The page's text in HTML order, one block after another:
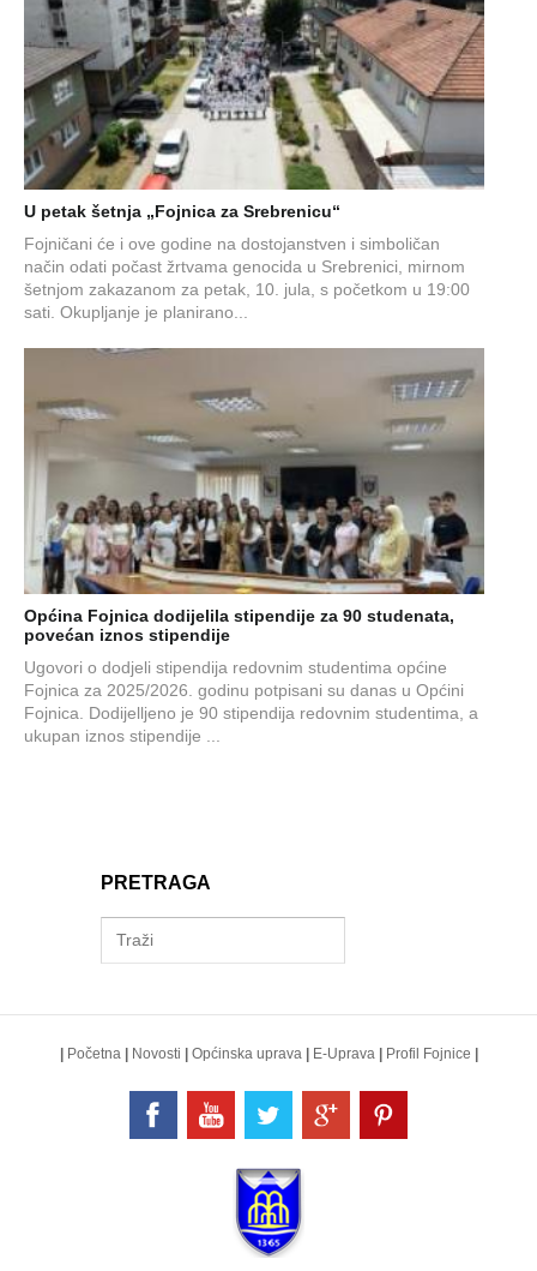
U petak šetnja „Fojnica za Srebrenicu“
Fojničani će i ove godine na dostojanstven i simboličan
način odati počast žrtvama genocida u Srebrenici, mirnom
šetnjom zakazanom za petak, 10. jula, s početkom u 19:00
sati. Okupljanje je planirano...
Općina Fojnica dodijelila stipendije za 90 studenata,
povećan iznos stipendije
Ugovori o dodjeli stipendija redovnim studentima općine
Fojnica za 2025/2026. godinu potpisani su danas u Općini
Fojnica. Dodijelljeno je 90 stipendija redovnim studentima, a
ukupan iznos stipendije ...
PRETRAGA
| Početna | Novosti | Općinska uprava | E-Uprava | Profil Fojnice |